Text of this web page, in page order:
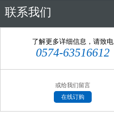
联系我们
了解更多详细信息，请致电
0574-63516612
或给我们留言
在线订购